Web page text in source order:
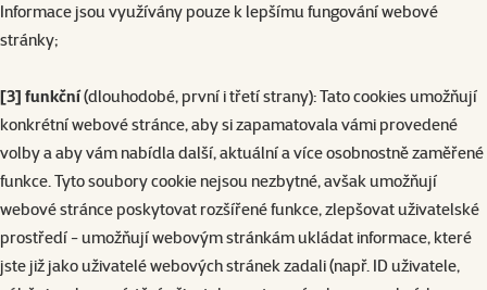
Informace jsou využívány pouze k lepšímu fungování webové
stránky;
[3] funkční(dlouhodobé, první i třetí strany): Tato cookies umožňují
konkrétní webové stránce, aby si zapamatovala vámi provedené
volby a aby vám nabídla další, aktuální a více osobnostně zaměřené
funkce. Tyto soubory cookie nejsou nezbytné, avšak umožňují
webové stránce poskytovat rozšířené funkce, zlepšovat uživatelské
prostředí - umožňují webovým stránkám ukládat informace, které
jste již jako uživatelé webových stránek zadali (např. ID uživatele,